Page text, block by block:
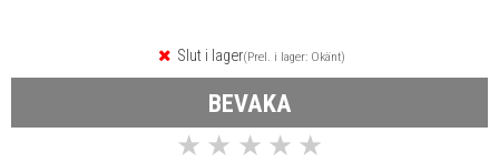
Slut i lager(Prel. i lager: Okänt)
BEVAKA
★ ★ ★ ★ ★